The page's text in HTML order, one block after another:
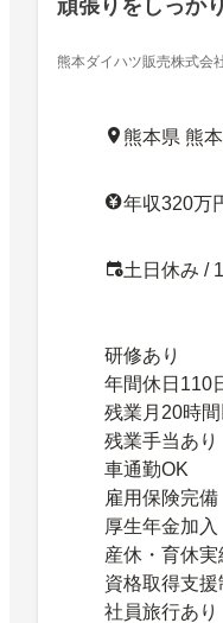
頑張りをしっか
熊本ダイハツ販売株式会
熊本県 熊
年収320万
土日休み /
研修あり
年間休日110
残業月20時
残業手当あり
車通勤OK
雇用保険完備
厚生年金加入
産休・育休実
資格取得支援
社員旅行あり